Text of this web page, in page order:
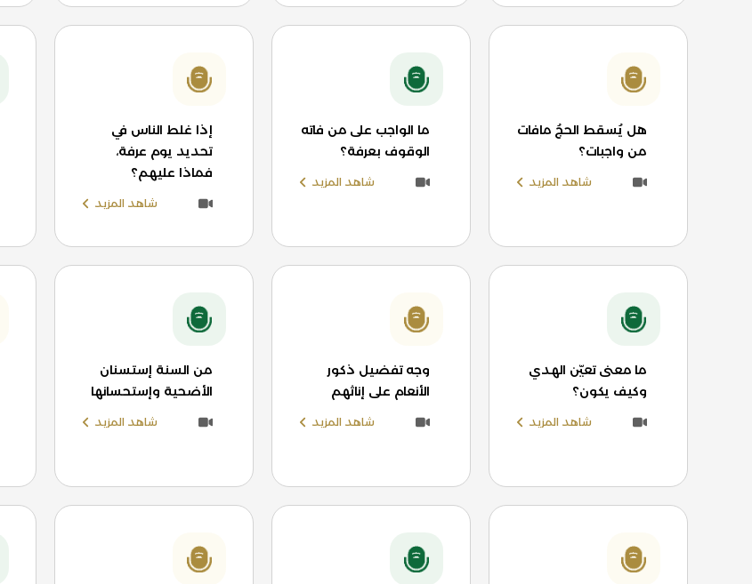
هل يُسقط الحجُ مافات
من واجبات؟
شاهد المزيد
ما الواجب على من فاته
الوقوف بعرفة؟
شاهد المزيد
إذا غلط الناس في
تحديد يوم عرفة،
فماذا عليهم؟
شاهد المزيد
ما معنى تعيّن الهدي
وكيف يكون؟
شاهد المزيد
وجه تفضيل ذكور
الأنعام على إناثهم
شاهد المزيد
من السنة إستسنان
الأضحية وإستحسانها
شاهد المزيد